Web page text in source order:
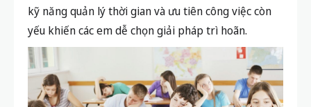
kỹ năng quản lý thời gian và ưu tiên công việc còn
yếu khiến các em dễ chọn giải pháp trì hoãn.